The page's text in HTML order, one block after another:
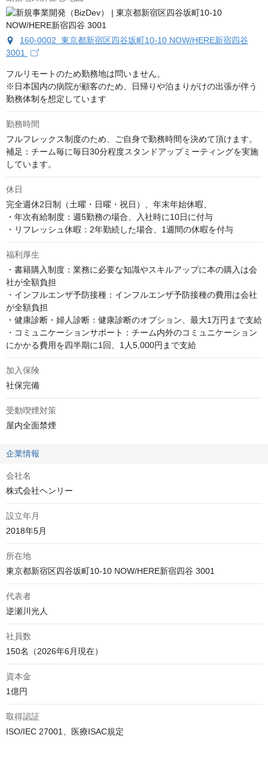
160-0002 東京都新宿区四谷坂町10-10 NOW/HERE新宿四谷
3001
フルリモートのため勤務地は問いません。
※日本国内の病院が顧客のため、日帰りや泊まりがけの出張が伴う
勤務体制を想定しています
勤務時間
フルフレックス制度のため、ご自身で勤務時間を決めて頂けます。
補足：チーム毎に毎日30分程度スタンドアップミーティングを実施
しています。
休日
完全週休2日制（土曜・日曜・祝日）、年末年始休暇、
・年次有給制度：週5勤務の場合、入社時に10日に付与
・リフレッシュ休暇：2年勤続した場合、1週間の休暇を付与
福利厚生
・書籍購入制度：業務に必要な知識やスキルアップに本の購入は会
社が全額負担
・インフルエンザ予防接種：インフルエンザ予防接種の費用は会社
が全額負担
・健康診断・婦人診断：健康診断のオプション、最大1万円まで支給
・コミュニケーションサポート：チーム内外のコミュニケーション
にかかる費用を四半期に1回、1人5,000円まで支給
加入保険
社保完備
受動喫煙対策
屋内全面禁煙
企業情報
会社名
株式会社ヘンリー
設立年月
2018年5月
所在地
代表者
逆瀬川光人
社員数
150名（2026年6月現在）
資本金
1億円
取得認証
ISO/IEC 27001、医療ISAC規定